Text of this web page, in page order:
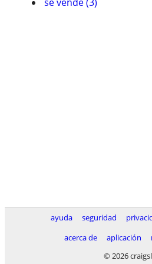
ayuda seguridad
acerca de
aplicación
© 2026